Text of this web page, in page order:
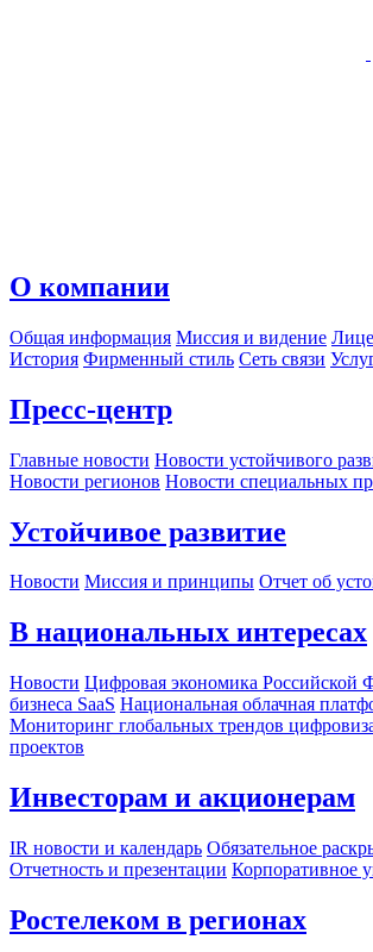
О компании
Общая информация Миссия и видение
История Фирменный стиль Сеть связи
Пресс-центр
Главные новости Новости устойчивого
Новости регионов Новости специальных
Устойчивое развитие
Новости Миссия и принципы Отчет об
В национальных интересах
Новости Цифровая экономика Российской
бизнеса SaaS Национальная облачная
Мониторинг глобальных трендов
проектов
Инвесторам и акционерам
IR новости и календарь Обязательное
Отчетность и презентации Корпоративное
Ростелеком в регионах